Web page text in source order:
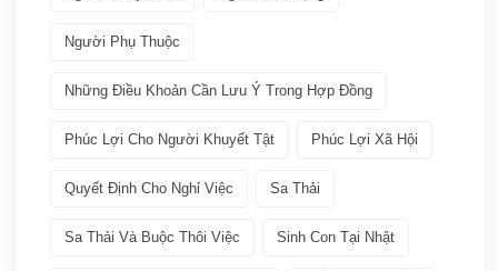
Nenkin (3)
Phúc lợi xã hội(2)
Người Phụ Thuộc
Những Điều Khoản Cần Lưu Ý Trong Hợp Đồng
Phúc Lợi Cho Người Khuyết Tật Phúc Lợi Xã Hội
Quyết Định Cho Nghỉ Việc Sa Thải
Sa Thải Và Buộc Thôi Việc Sinh Con Tại Nhật